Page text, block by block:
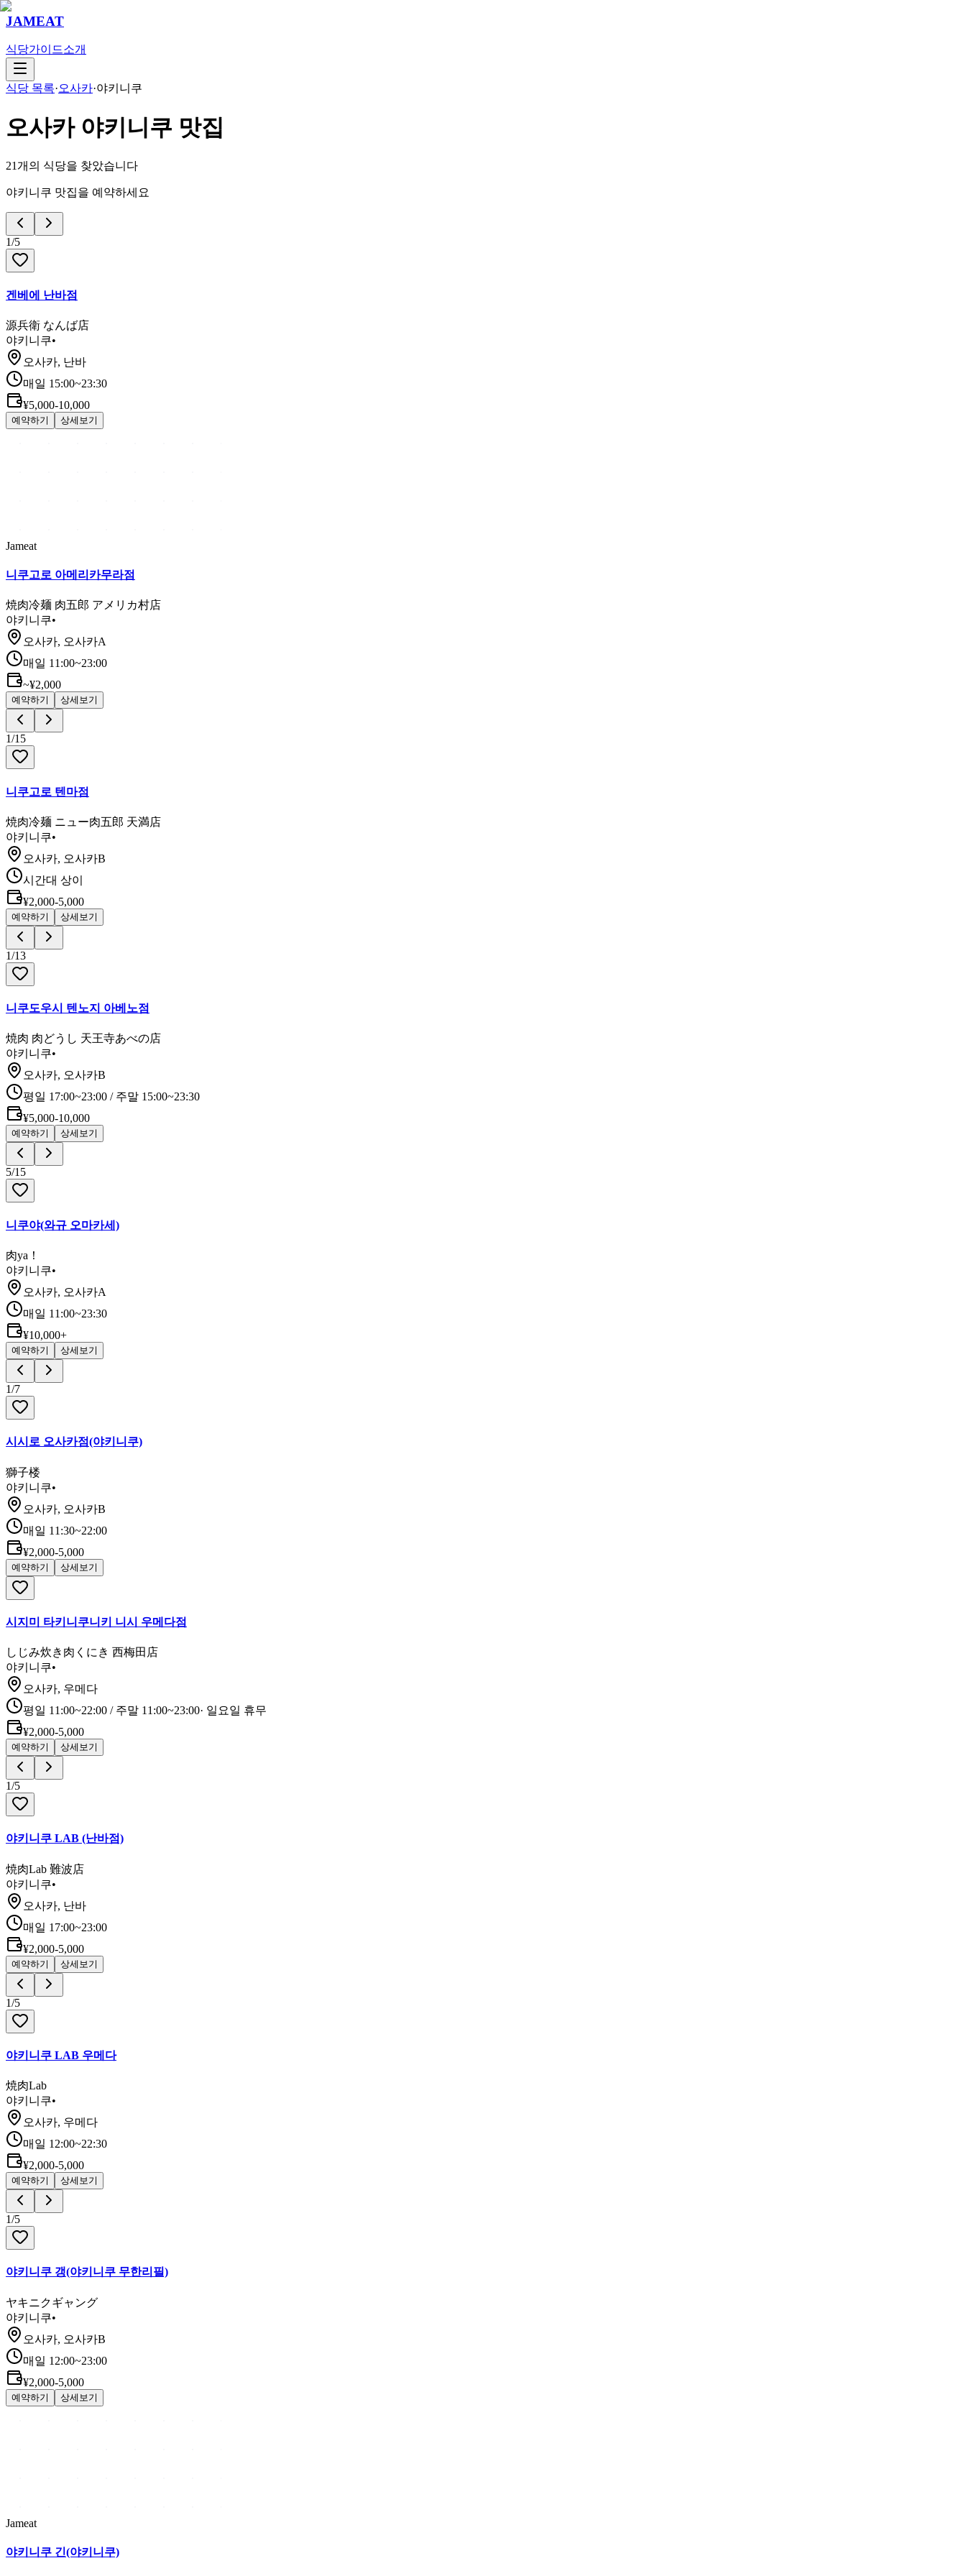
JAMEAT
식당가이드소개
식당 목록·오사카·야키니쿠
오사카 야키니쿠 맛집
21개의 식당을 찾았습니다
야키니쿠 맛집을 예약하세요
1/5
겐베에 난바점
源兵衛 なんば店
야키니쿠•
오사카, 난바
매일 15:00~23:30
¥5,000-10,000
예약하기 상세보기
Jameat
니쿠고로 아메리카무라점
焼肉冷麺 肉五郎 アメリカ村店
야키니쿠•
오사카, 오사카A
매일 11:00~23:00
~¥2,000
예약하기 상세보기
1/15
니쿠고로 텐마점
焼肉冷麺 ニュー肉五郎 天満店
야키니쿠•
오사카, 오사카B
시간대 상이
¥2,000-5,000
예약하기 상세보기
1/13
니쿠도우시 텐노지 아베노점
焼肉 肉どうし 天王寺あべの店
야키니쿠•
오사카, 오사카B
평일 17:00~23:00 / 주말 15:00~23:30
¥5,000-10,000
예약하기 상세보기
5/15
니쿠야(와규 오마카세)
肉ya！
야키니쿠•
오사카, 오사카A
매일 11:00~23:30
¥10,000+
예약하기 상세보기
1/7
시시로 오사카점(야키니쿠)
獅子楼
야키니쿠•
오사카, 오사카B
매일 11:30~22:00
¥2,000-5,000
예약하기 상세보기
시지미 타키니쿠니키 니시 우메다점
しじみ炊き肉くにき 西梅田店
야키니쿠•
오사카, 우메다
평일 11:00~22:00 / 주말 11:00~23:00· 일요일 휴무
¥2,000-5,000
예약하기 상세보기
1/5
야키니쿠 LAB (난바점)
焼肉Lab 難波店
야키니쿠•
오사카, 난바
매일 17:00~23:00
¥2,000-5,000
예약하기 상세보기
1/5
야키니쿠 LAB 우메다
焼肉Lab
야키니쿠•
오사카, 우메다
매일 12:00~22:30
¥2,000-5,000
예약하기 상세보기
1/5
야키니쿠 갱(야키니쿠 무한리필)
ヤキニクギャング
야키니쿠•
오사카, 오사카B
매일 12:00~23:00
¥2,000-5,000
예약하기 상세보기
Jameat
야키니쿠 긴(야키니쿠)